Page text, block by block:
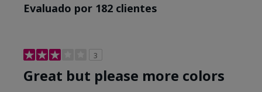
Evaluado por 182 clientes
3
Great but please more colors